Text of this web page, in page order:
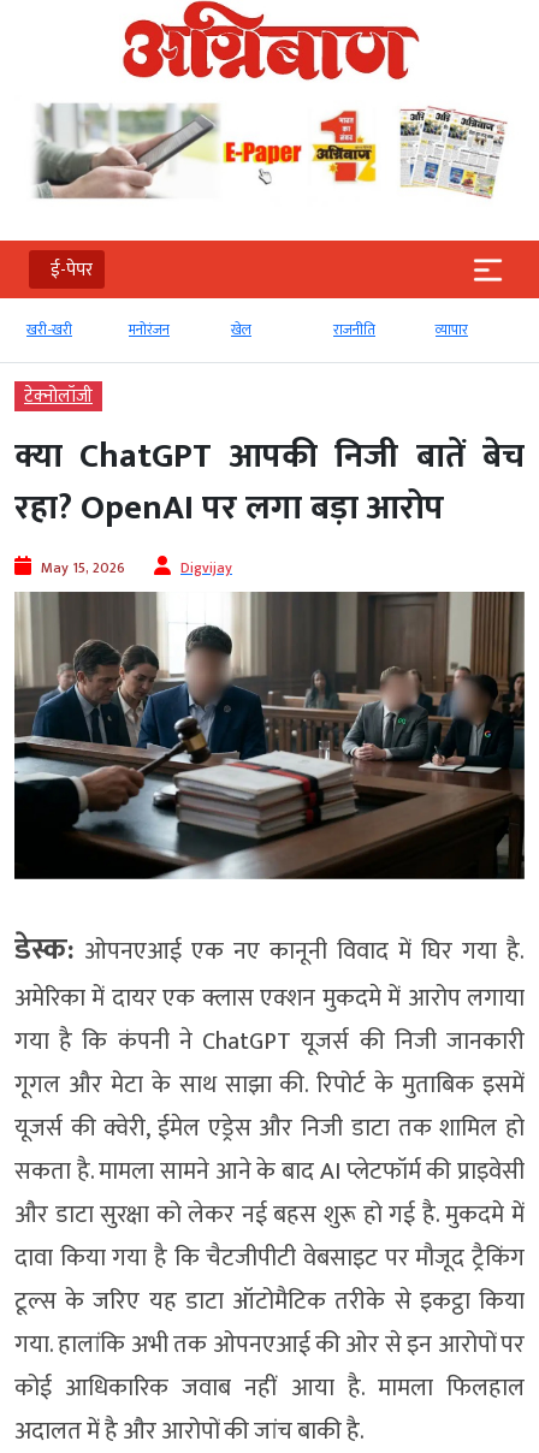
ई-पेपर
खरी-खरी मनोरंजन खेल राजनीति व्‍यापार
टेक्‍नोलॉजी
क्या ChatGPT आपकी निजी बातें बेच
रहा? OpenAI पर लगा बड़ा आरोप
May 15, 2026 Digvijay
डेस्क: ओपनएआई एक नए कानूनी विवाद में घिर गया है.
अमेरिका में दायर एक क्लास एक्शन मुकदमे में आरोप लगाया
गया है कि कंपनी ने ChatGPT यूजर्स की निजी जानकारी
गूगल और मेटा के साथ साझा की. रिपोर्ट के मुताबिक इसमें
यूजर्स की क्वेरी, ईमेल एड्रेस और निजी डाटा तक शामिल हो
सकता है. मामला सामने आने के बाद AI प्लेटफॉर्म की प्राइवेसी
और डाटा सुरक्षा को लेकर नई बहस शुरू हो गई है. मुकदमे में
दावा किया गया है कि चैटजीपीटी वेबसाइट पर मौजूद ट्रैकिंग
टूल्स के जरिए यह डाटा ऑटोमैटिक तरीके से इकट्ठा किया
गया. हालांकि अभी तक ओपनएआई की ओर से इन आरोपों पर
कोई आधिकारिक जवाब नहीं आया है. मामला फिलहाल
अदालत में है और आरोपों की जांच बाकी है.